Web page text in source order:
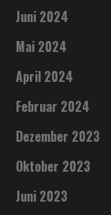
Juni 2024
Mai 2024
April 2024
Februar 2024
Dezember 2023
Oktober 2023
Juni 2023